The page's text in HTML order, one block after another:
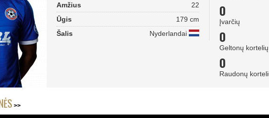
Amžius
22
Ūgis
179 cm
Šalis
Nyderlandai
0
Įvarčių
0
Geltonų kortelių
0
Raudonų